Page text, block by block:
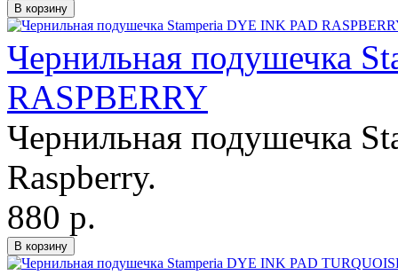
Чернильная подушечка
RASPBERRY
Чернильная подушечка
Raspberry.
880 р.